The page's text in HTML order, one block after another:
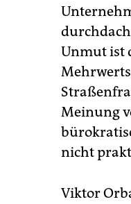
Unmut ist
Meinung
nicht
Viktor